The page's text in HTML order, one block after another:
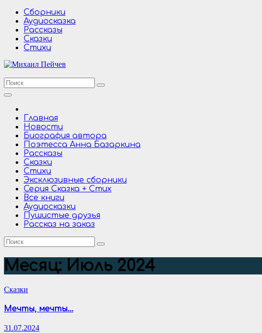
Перейти
содержимому
Сборники
Аудиосказка
Рассказы
Сказки
Стихи
Главная
Новости
Биография автора
Поэтесса Анна Базаркина
Рассказы
Сказки
Стихи
Эксклюзивные сборники
Серия Сказка + Стих
Все книги
Аудиосказки
Пушистые друзья
Рассказ на заказ
Месяц: Июль 2024
Сказки
Мечты, мечты…
31.07.2024